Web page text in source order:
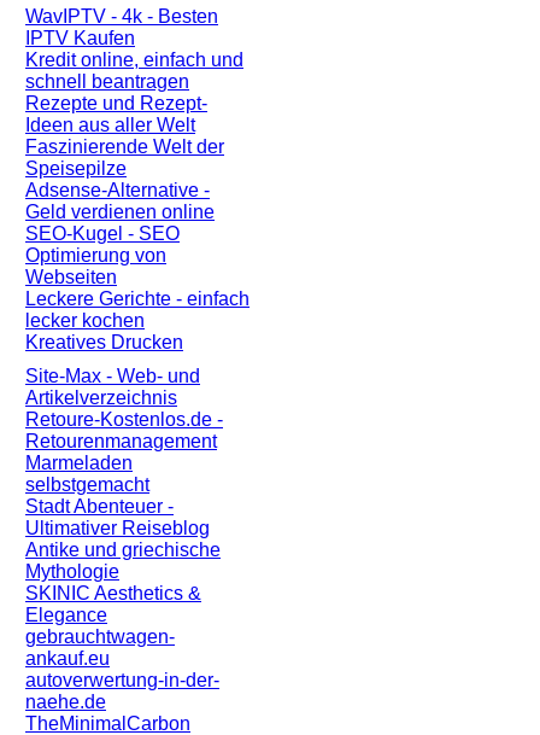
WavIPTV - 4k - Besten
IPTV Kaufen
Kredit online, einfach und
schnell beantragen
Rezepte und Rezept-
Ideen aus aller Welt
Faszinierende Welt der
Speisepilze
Adsense-Alternative -
Geld verdienen online
SEO-Kugel - SEO
Optimierung von
Webseiten
Leckere Gerichte - einfach
lecker kochen
Kreatives Drucken
Site-Max - Web- und
Artikelverzeichnis
Retoure-Kostenlos.de -
Retourenmanagement
Marmeladen
selbstgemacht
Stadt Abenteuer -
Ultimativer Reiseblog
Antike und griechische
Mythologie
SKINIC Aesthetics &
Elegance
gebrauchtwagen-
ankauf.eu
autoverwertung-in-der-
naehe.de
TheMinimalCarbon